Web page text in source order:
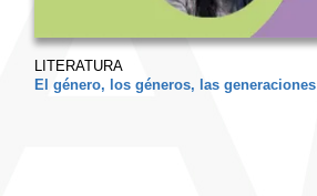
LITERATURA
El género, los géneros, las generaciones